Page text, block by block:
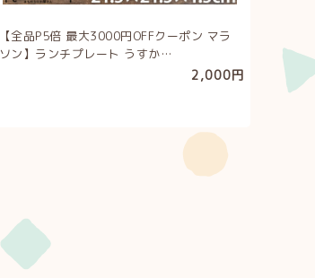
【全品P5倍 最大3000円OFFクーポン マラ
ソン】ランチプレート うすか…
2,000円